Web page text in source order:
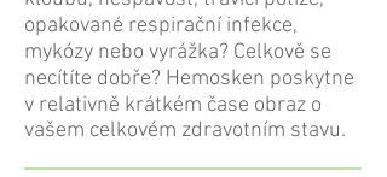
opakované respirační infekce,
mykózy nebo vyrážka? Celkově se
necítíte dobře? Hemosken poskytne
v relativně krátkém čase obraz o
vašem celkovém zdravotním stavu.